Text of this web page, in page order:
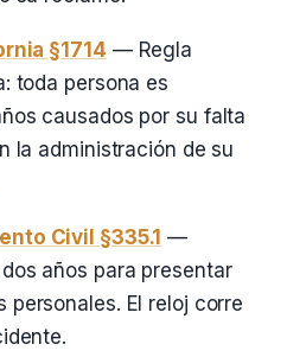
§1714 — Regla
toda persona es
causados por su falta
la administración de su
Civil §335.1 —
años para presentar
personales. El reloj corre